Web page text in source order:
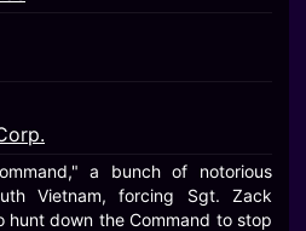
a bunch of notorious
Vietnam, forcing Sgt. Zack
hunt down the Command to stop